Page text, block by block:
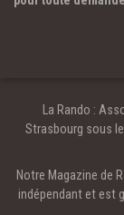
La Rando :
Strasbourg sous le
Notre Magazine de
indépendant et est